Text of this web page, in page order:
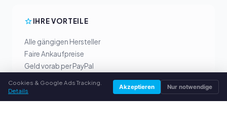
IHRE VORTEILE
Alle gängigen Hersteller
Faire Ankaufpreise
Geld vorab per PayPal
Cookies & Google Ads Tracking.
Details
Akzeptieren Nur notwendige